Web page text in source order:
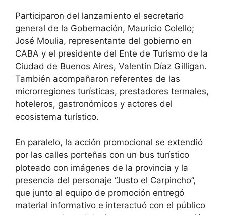
Participaron del lanzamiento el secretario
general de la Gobernación, Mauricio Colello;
José Moulia, representante del gobierno en
CABA y el presidente del Ente de Turismo de la
Ciudad de Buenos Aires, Valentín Díaz Gilligan.
También acompañaron referentes de las
microrregiones turísticas, prestadores termales,
hoteleros, gastronómicos y actores del
ecosistema turístico.
En paralelo, la acción promocional se extendió
por las calles porteñas con un bus turístico
ploteado con imágenes de la provincia y la
presencia del personaje “Justo el Carpincho”,
que junto al equipo de promoción entregó
material informativo e interactuó con el público